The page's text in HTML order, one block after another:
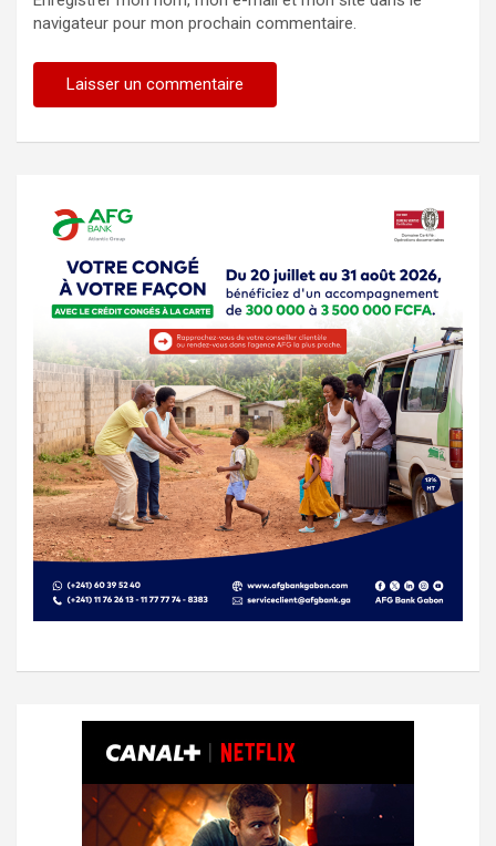
navigateur pour mon prochain commentaire.